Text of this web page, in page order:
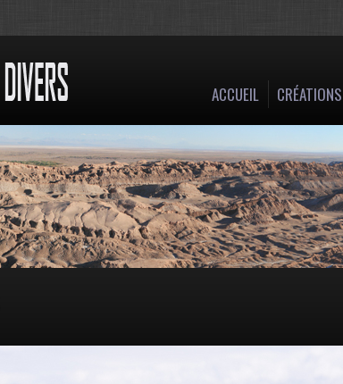
ACCUEIL CRÉATIONS